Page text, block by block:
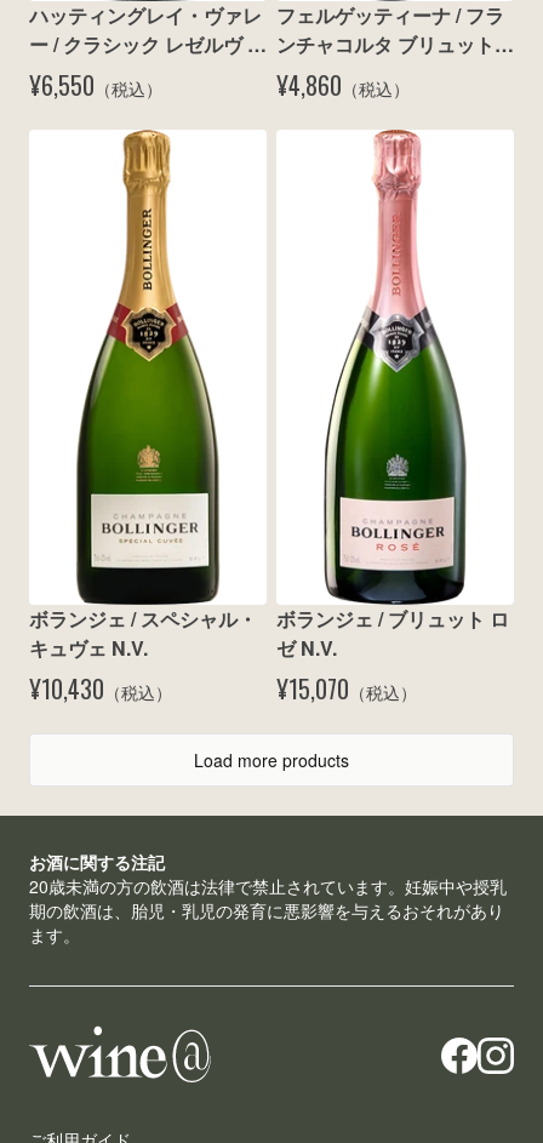
ハッティングレイ・ヴァレ
ー / クラシック レゼルヴ ブ
リュット N.V.
¥6,550 （税込）
フェルゲッティーナ / フラ
ンチャコルタ ブリュット
N.V.
¥4,860 （税込）
ボランジェ / スペシャル・
キュヴェ N.V.
¥10,430 （税込）
ボランジェ / ブリュット ロ
ゼ N.V.
¥15,070 （税込）
Load more products
お酒に関する注記
20歳未満の方の飲酒は法律で禁止されています。妊娠中や授乳
期の飲酒は、胎児・乳児の発育に悪影響を与えるおそれがあり
ます。